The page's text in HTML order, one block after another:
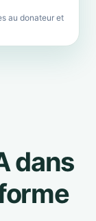
au donateur et
dans